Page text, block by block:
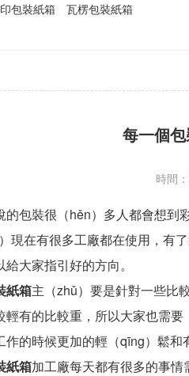
包裝紙箱 瓦楞包裝紙箱
每一個
時間
包裝很（hěn）多人都會想到彩
現在有很多工廠都在使用，有
大家指引好的方向。
紙箱主（zhǔ）要是針對一些比
輕有的比較重，所以大家也需
作的時候更加的輕（qīng）鬆和
紙箱加工廠每天都有很多的事